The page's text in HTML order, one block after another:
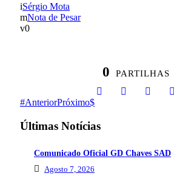
Sérgio Mota
Nota de Pesar
0
0 PARTILHAS
AnteriorPróximo
Últimas Notícias
Comunicado Oficial GD Chaves SAD
Agosto 7, 2026